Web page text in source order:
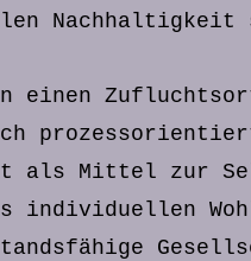
Nachhaltigkeit
einen
als Mittel zur
individuellen